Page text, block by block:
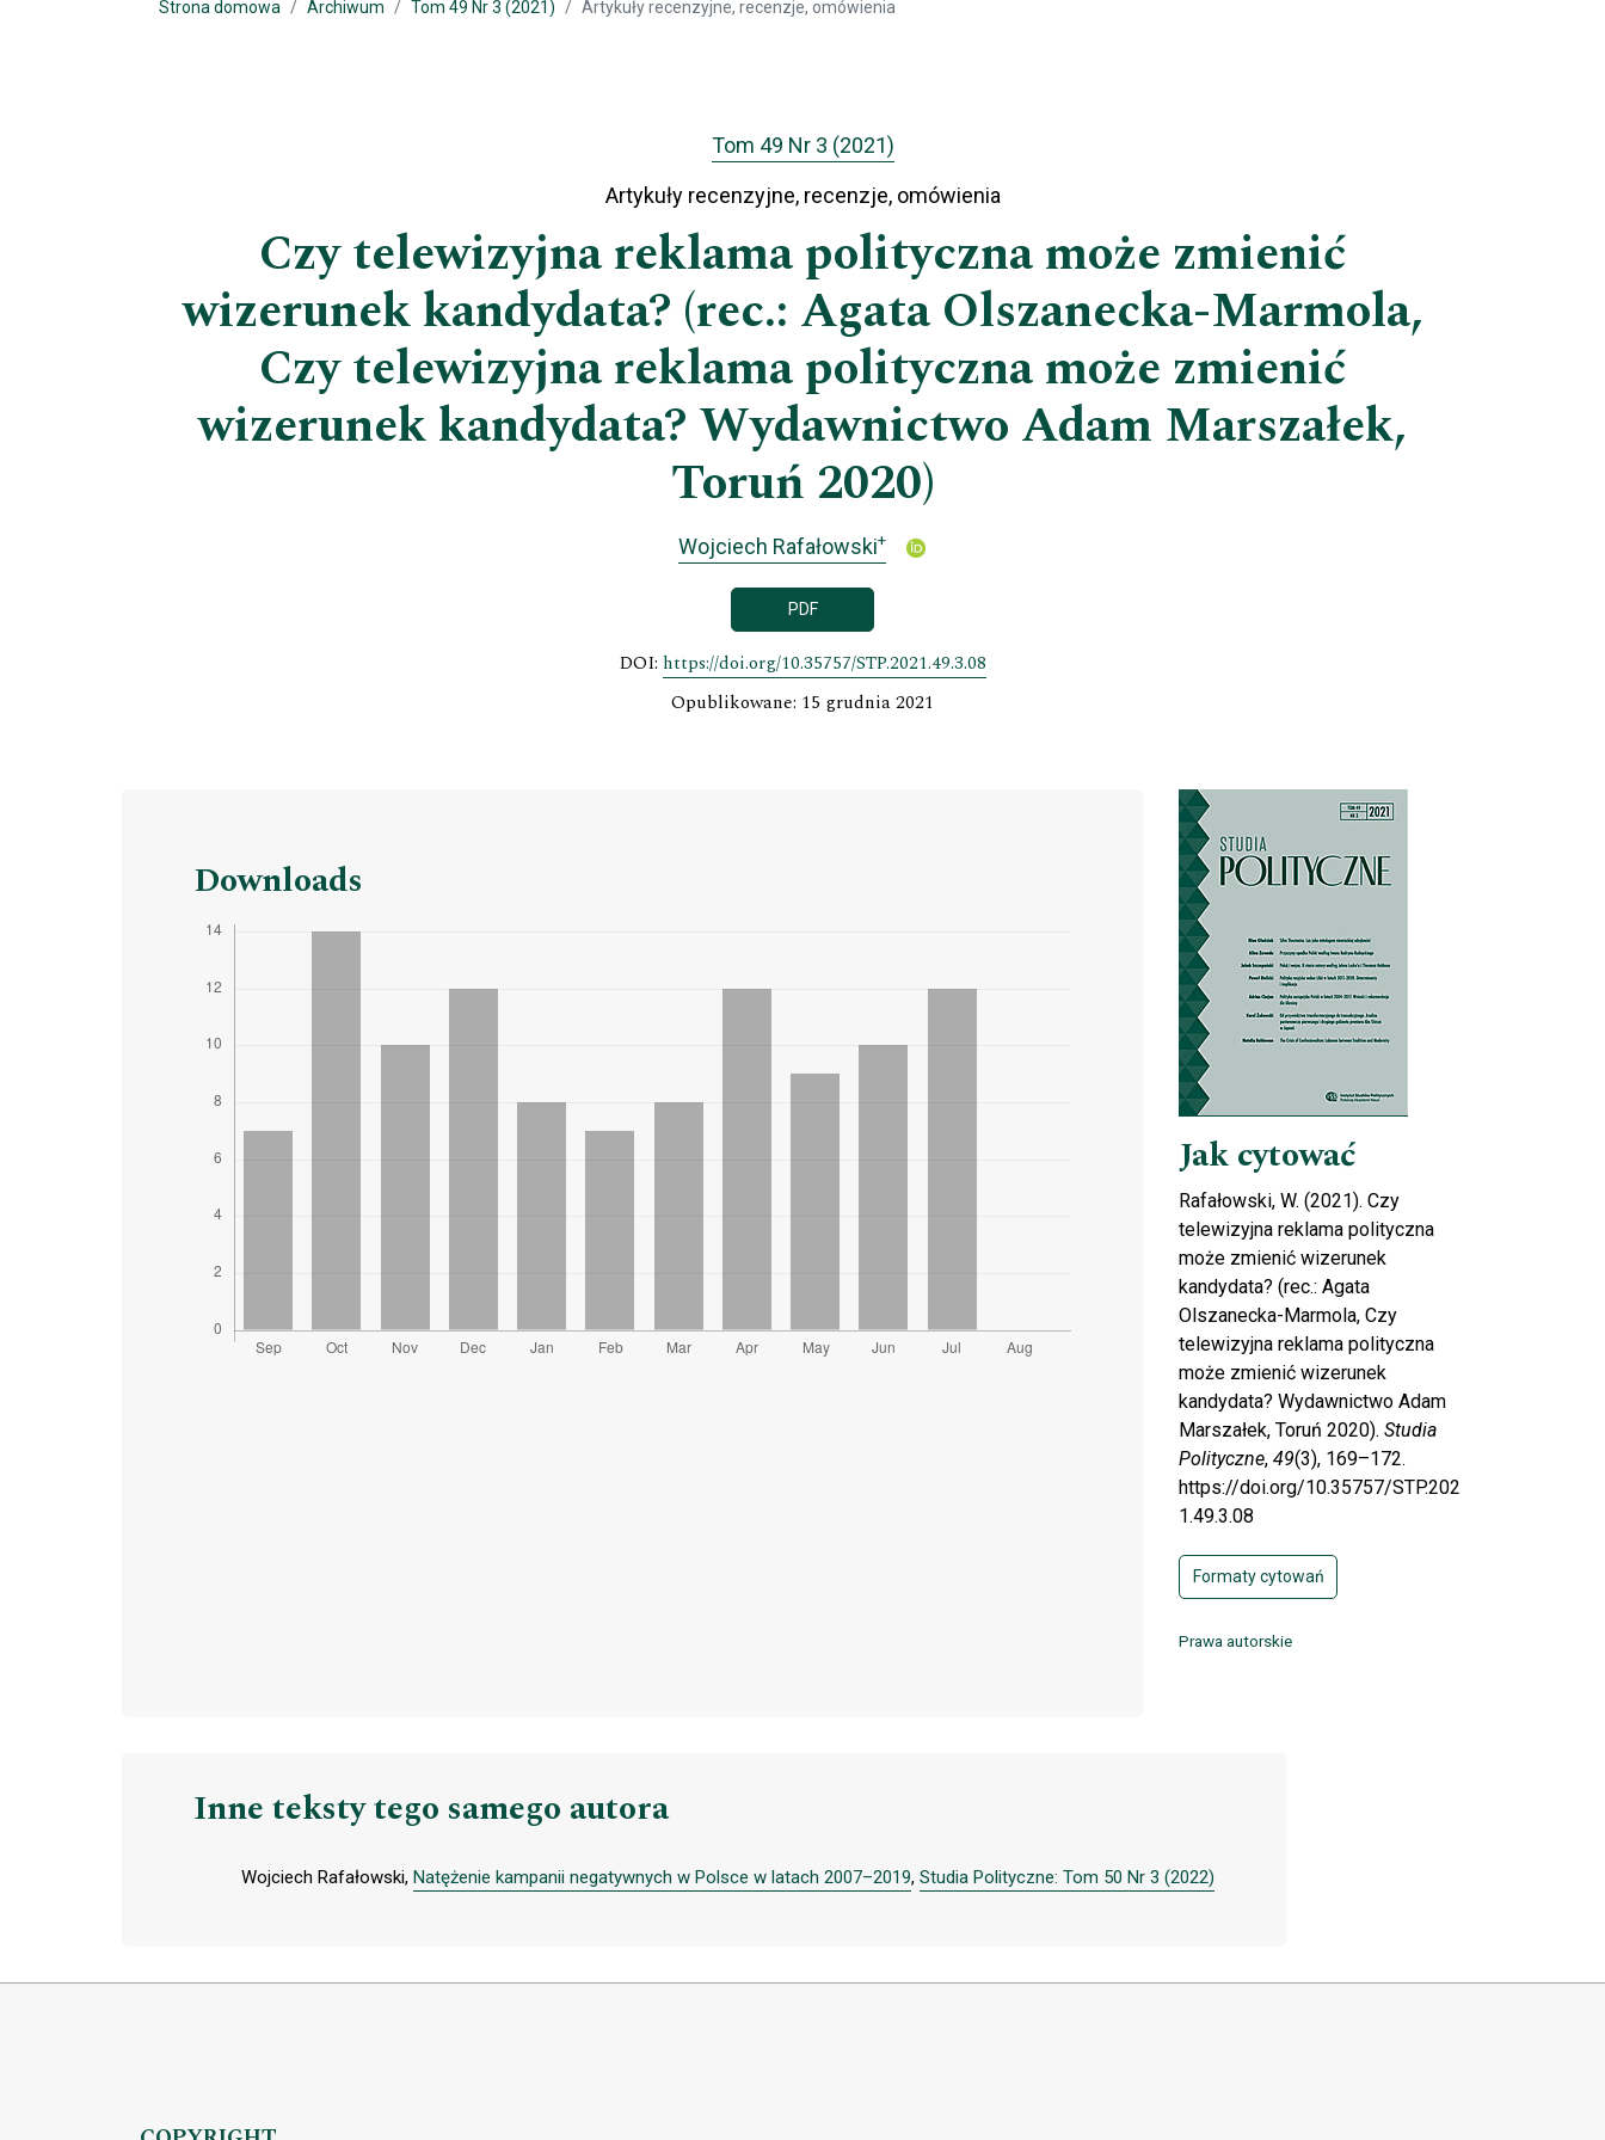
Strona domowa Archiwum Tom 49 Nr 3 (2021) Artykuły recenzyjne, recenzje, omówienia
Tom 49 Nr 3 (2021)
Artykuły recenzyjne, recenzje, omówienia
Czy telewizyjna reklama polityczna może zmienić
wizerunek kandydata? (rec.: Agata Olszanecka-Marmola,
Czy telewizyjna reklama polityczna może zmienić
wizerunek kandydata? Wydawnictwo Adam Marszałek,
Toruń 2020)
Wojciech Rafałowski+
PDF
DOI: https://doi.org/10.35757/STP.2021.49.3.08
Opublikowane: 15 grudnia 2021
Downloads
Cover image
Jak cytować
Rafałowski, W. (2021). Czy
telewizyjna reklama polityczna
może zmienić wizerunek
kandydata? (rec.: Agata
Olszanecka-Marmola, Czy
telewizyjna reklama polityczna
może zmienić wizerunek
kandydata? Wydawnictwo Adam
Marszałek, Toruń 2020). Studia
Polityczne, 49(3), 169–172.
https://doi.org/10.35757/STP.202
1.49.3.08
Formaty cytowań
Prawa autorskie
Inne teksty tego samego autora
Wojciech Rafałowski, Natężenie kampanii negatywnych w Polsce w latach 2007–2019, Studia Polityczne: Tom 50 Nr 3 (2022)